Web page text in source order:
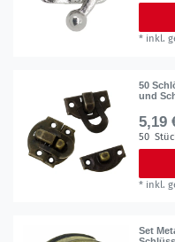
* inkl.
50
und
5,19
50
* inkl.
Set